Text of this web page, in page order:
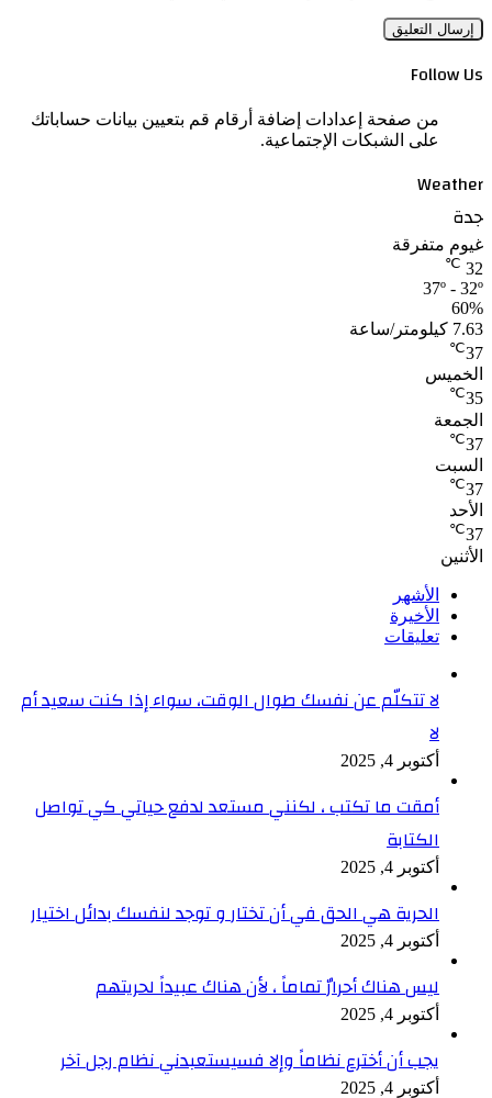
Follow Us
من صفحة إعدادات إضافة أرقام قم بتعيين بيانات حساباتك
على الشبكات الإجتماعية.
Weather
جدة
غيوم متفرقة
32
℃
37º - 32º
60%
7.63 كيلومتر/ساعة
37
℃
الخميس
35
℃
الجمعة
37
℃
السبت
37
℃
الأحد
37
℃
الأثنين
الأشهر
الأخيرة
تعليقات
لا تتكلّم عن نفسك طوال الوقت، سواء إذا كنت سعيد أم
لا
أكتوبر 4, 2025
أمقت ما تكتب ، لكنني مستعد لدفع حياتي كي تواصل
الكتابة
أكتوبر 4, 2025
الحرية هي الحق في أن تختار و توجد لنفسك بدائل اختيار
أكتوبر 4, 2025
ليس هناك أحرارٌ تماماً ، لأن هناك عبيداً لحريتهم
أكتوبر 4, 2025
يجب أن أخترع نظاماً وإلا فسيستعبدني نظام رجل آخر
أكتوبر 4, 2025